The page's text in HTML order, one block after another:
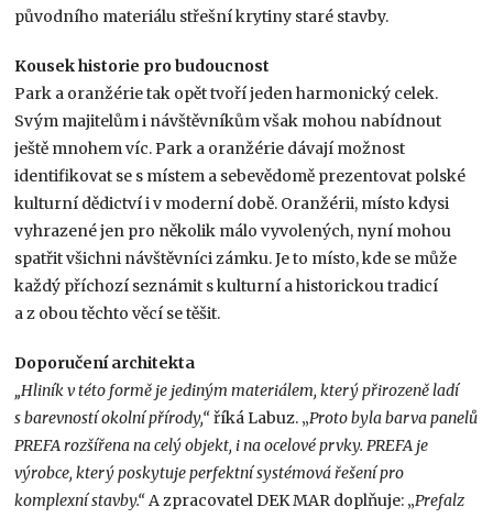
původního materiálu střešní krytiny staré stavby.
Kousek historie pro budoucnost
Park a oranžérie tak opět tvoří jeden harmonický celek.
Svým majitelům i návštěvníkům však mohou nabídnout
ještě mnohem víc. Park a oranžérie dávají možnost
identifikovat se s místem a sebevědomě prezentovat polské
kulturní dědictví i v moderní době. Oranžérii, místo kdysi
vyhrazené jen pro několik málo vyvolených, nyní mohou
spatřit všichni návštěvníci zámku. Je to místo, kde se může
každý příchozí seznámit s kulturní a historickou tradicí
a z obou těchto věcí se těšit.
Doporučení architekta
„Hliník v této formě je jediným materiálem, který přirozeně ladí
s barevností okolní přírody,“říká Labuz. „Proto byla barva panelů
PREFA rozšířena na celý objekt, i na ocelové prvky. PREFA je
výrobce, který poskytuje perfektní systémová řešení pro
komplexní stavby.“ A zpracovatel DEK MAR doplňuje: „Prefalz